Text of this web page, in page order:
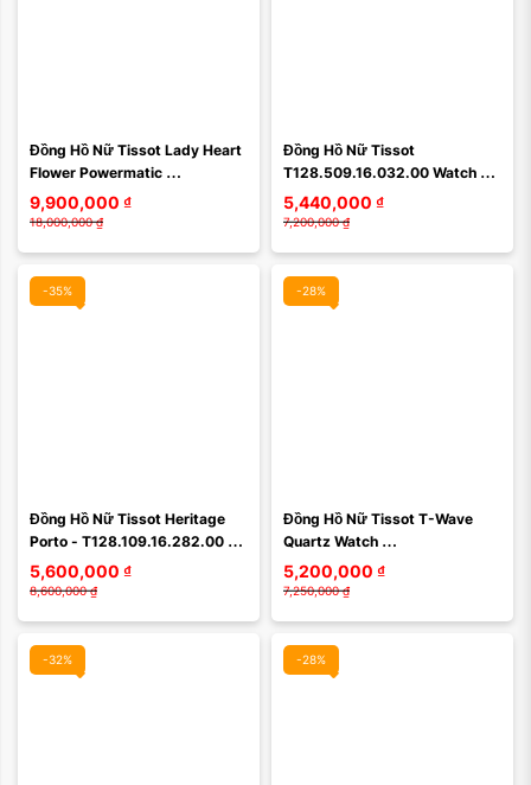
Đồng Hồ Nữ Tissot Lady Heart
Flower Powermatic
T050.207.17.117.05
9,900,000 ₫
18,000,000 ₫
Đồng Hồ Nữ Tissot
T128.509.16.032.00 Watch
31mm Màu Đen
5,440,000 ₫
7,200,000 ₫
-35%
Xóa
Đồng Hồ Nữ Tissot Heritage
Porto - T128.109.16.282.00
Màu Cam
5,600,000 ₫
8,600,000 ₫
-28%
Xóa
Đồng Hồ Nữ Tissot T-Wave
Quartz Watch
T112.210.33.113.00 Màu Vàng
Hồng
5,200,000 ₫
7,250,000 ₫
-32%
Xóa
-28%
Xóa